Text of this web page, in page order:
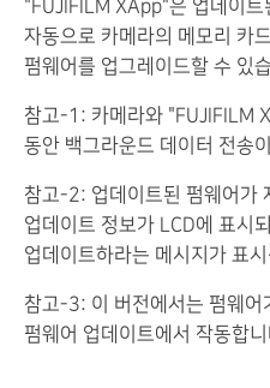
"FUJIFILM XApp"은 업데이트
자동으로 카메라의 메모리 카
펌웨어를 업그레이드할 수 있
참고-1: 카메라와 "FUJIFILM
동안 백그라운드 데이터 전송
참고-2: 업데이트된 펌웨어가
업데이트 정보가 LCD에 표시
업데이트하라는 메시지가 표
참고-3: 이 버전에서는 펌웨어
펌웨어 업데이트에서 작동합